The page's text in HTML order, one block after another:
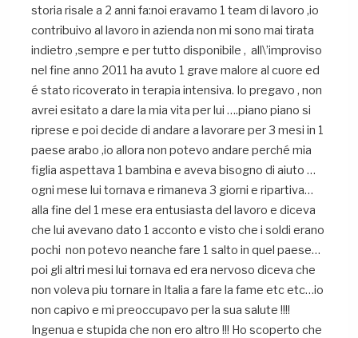
storia risale a 2 anni fa:noi eravamo 1 team di lavoro ,io
contribuivo al lavoro in azienda non mi sono mai tirata
indietro ,sempre e per tutto disponibile , all\’improviso
nel fine anno 2011 ha avuto 1 grave malore al cuore ed
é stato ricoverato in terapia intensiva. Io pregavo , non
avrei esitato a dare la mia vita per lui ….piano piano si
riprese e poi decide di andare a lavorare per 3 mesi in 1
paese arabo ,io allora non potevo andare perché mia
figlia aspettava 1 bambina e aveva bisogno di aiuto …
ogni mese lui tornava e rimaneva 3 giorni e ripartiva…
alla fine del 1 mese era entusiasta del lavoro e diceva
che lui avevano dato 1 acconto e visto che i soldi erano
pochi non potevo neanche fare 1 salto in quel paese…
poi gli altri mesi lui tornava ed era nervoso diceva che
non voleva piu tornare in Italia a fare la fame etc etc…io
non capivo e mi preoccupavo per la sua salute !!!!
Ingenua e stupida che non ero altro !!! Ho scoperto che